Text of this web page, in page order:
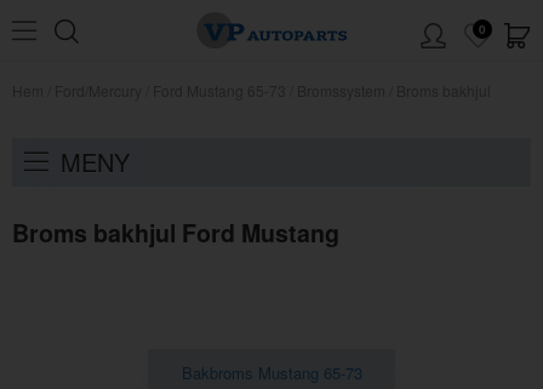
0
MENY
Broms bakhjul Ford Mustang
Bakbroms Mustang 65-73